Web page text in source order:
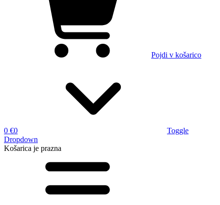
Pojdi v košarico
0 €0
Toggle
Dropdown
Košarica je prazna